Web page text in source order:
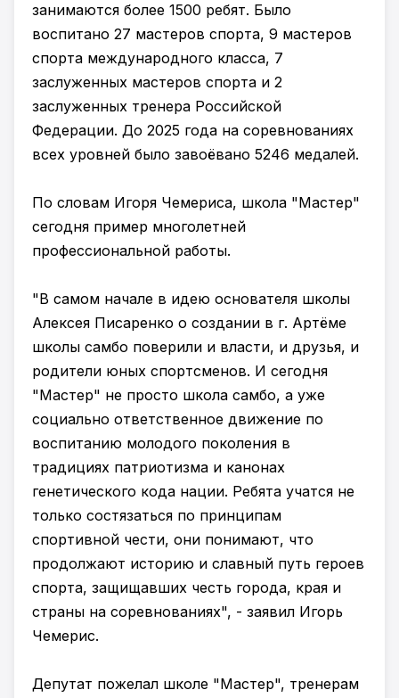
занимаются более 1500 ребят. Было
воспитано 27 мастеров спорта, 9 мастеров
спорта международного класса, 7
заслуженных мастеров спорта и 2
заслуженных тренера Российской
Федерации. До 2025 года на соревнованиях
всех уровней было завоёвано 5246 медалей.
По словам Игоря Чемериса, школа "Мастер"
сегодня пример многолетней
профессиональной работы.
"В самом начале в идею основателя школы
Алексея Писаренко о создании в г. Артёме
школы самбо поверили и власти, и друзья, и
родители юных спортсменов. И сегодня
"Мастер" не просто школа самбо, а уже
социально ответственное движение по
воспитанию молодого поколения в
традициях патриотизма и канонах
генетического кода нации. Ребята учатся не
только состязаться по принципам
спортивной чести, они понимают, что
продолжают историю и славный путь героев
спорта, защищавших честь города, края и
страны на соревнованиях", - заявил Игорь
Чемерис.
Депутат пожелал школе "Мастер", тренерам